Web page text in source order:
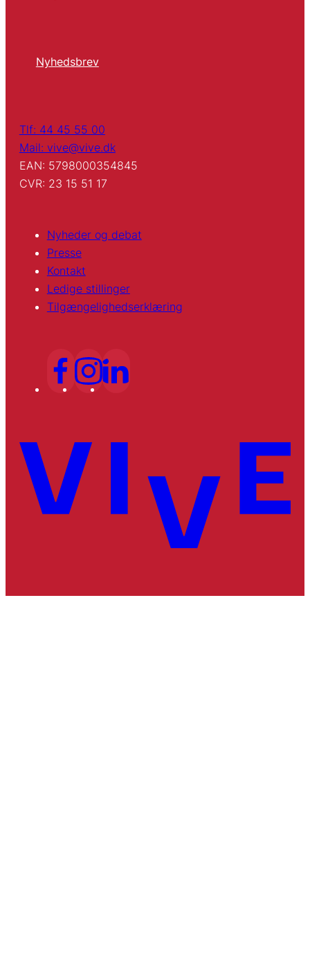
Nyhedsbrev
Tlf: 44 45 55 00
Mail: vive@vive.dk
EAN: 5798000354845
CVR: 23 15 51 17
Nyheder og debat
Presse
Kontakt
Ledige stillinger
Tilgængelighedserklæring